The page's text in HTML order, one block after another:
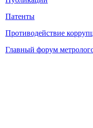
Патенты
Противодействие
Главный форум